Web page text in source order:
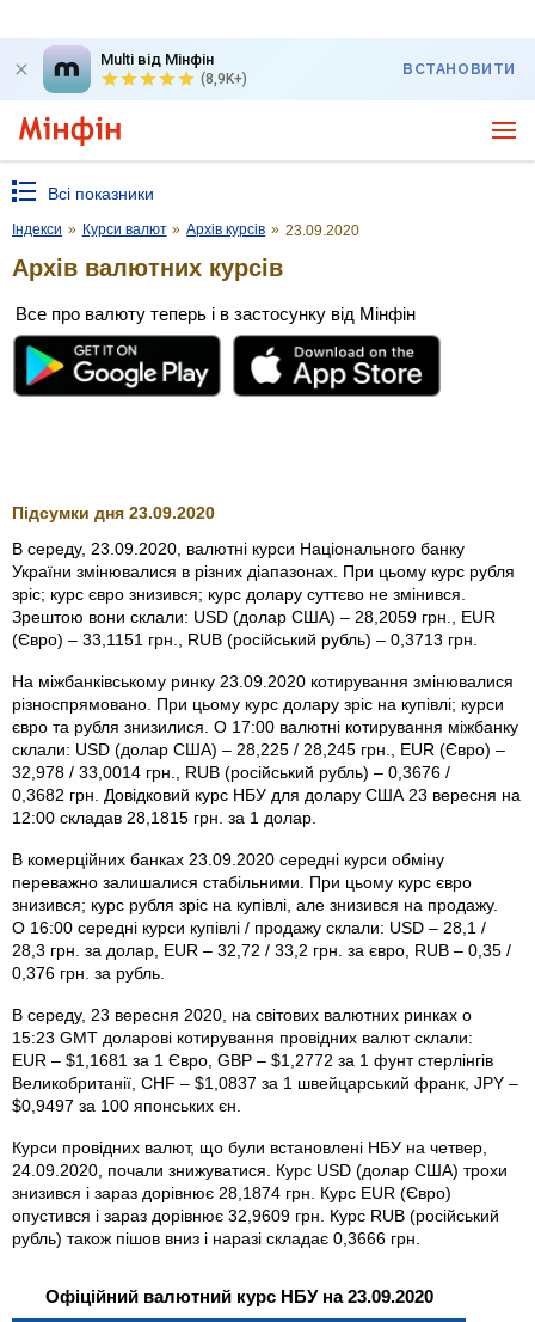
Multi від Мінфін
(8,9K+)
ВСТАНОВИТИ
Всі показники
Індекси » Курси валют » Архів курсів » 23.09.2020
Архів валютних курсів
Все про валюту теперь і в застосунку від Мінфін
Підсумки дня 23.09.2020
В середу, 23.09.2020, валютні курси Національного банку
України змінювалися в різних діапазонах. При цьому курс рубля
зріс; курс євро знизився; курс долару суттєво не змінився.
Зрештою вони склали: USD (долар США) – 28,2059 грн., EUR
(Євро) – 33,1151 грн., RUB (російський рубль) – 0,3713 грн.
На міжбанківському ринку 23.09.2020 котирування змінювалися
різноспрямовано. При цьому курс долару зріс на купівлі; курси
євро та рубля знизилися. О 17:00 валютні котирування міжбанку
склали: USD (долар США) – 28,225 / 28,245 грн., EUR (Євро) –
32,978 / 33,0014 грн., RUB (російський рубль) – 0,3676 /
0,3682 грн. Довідковий курс НБУ для долару США 23 вересня на
12:00 складав 28,1815 грн. за 1 долар.
В комерційних банках 23.09.2020 середні курси обміну
переважно залишалися стабільними. При цьому курс євро
знизився; курс рубля зріс на купівлі, але знизився на продажу.
О 16:00 середні курси купівлі / продажу склали: USD – 28,1 /
28,3 грн. за долар, EUR – 32,72 / 33,2 грн. за євро, RUB – 0,35 /
0,376 грн. за рубль.
В середу, 23 вересня 2020, на світових валютних ринках о
15:23 GMT доларові котирування провідних валют склали:
EUR – $1,1681 за 1 Євро, GBP – $1,2772 за 1 фунт стерлінгів
Велико­британії, CHF – $1,0837 за 1 швейцарський франк, JPY –
$0,9497 за 100 японських єн.
Курси провідних валют, що були встановлені НБУ на четвер,
24.09.2020, почали знижуватися. Курс USD (долар США) трохи
знизився і зараз дорівнює 28,1874 грн. Курс EUR (Євро)
опустився і зараз дорівнює 32,9609 грн. Курс RUB (російський
рубль) також пішов вниз і наразі складає 0,3666 грн.
Офіційний валютний курс НБУ на 23.09.2020